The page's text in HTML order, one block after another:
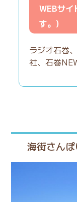
WEBサイ
す。）
ラジオ石巻、
社、 石巻
海街さん